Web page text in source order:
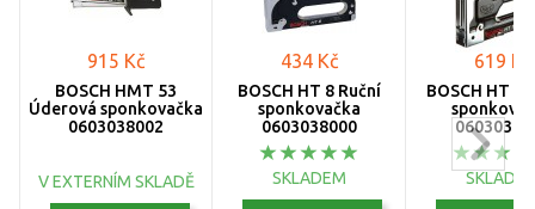
915 Kč
BOSCH HMT 53
Úderová sponkovačka
0603038002
V EXTERNÍM SKLADĚ
434 Kč
BOSCH HT 8 Ruční
sponkovačka
0603038000
SKLADEM
619 Kč
BOSCH HT